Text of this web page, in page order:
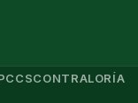
CONTRALORÍA